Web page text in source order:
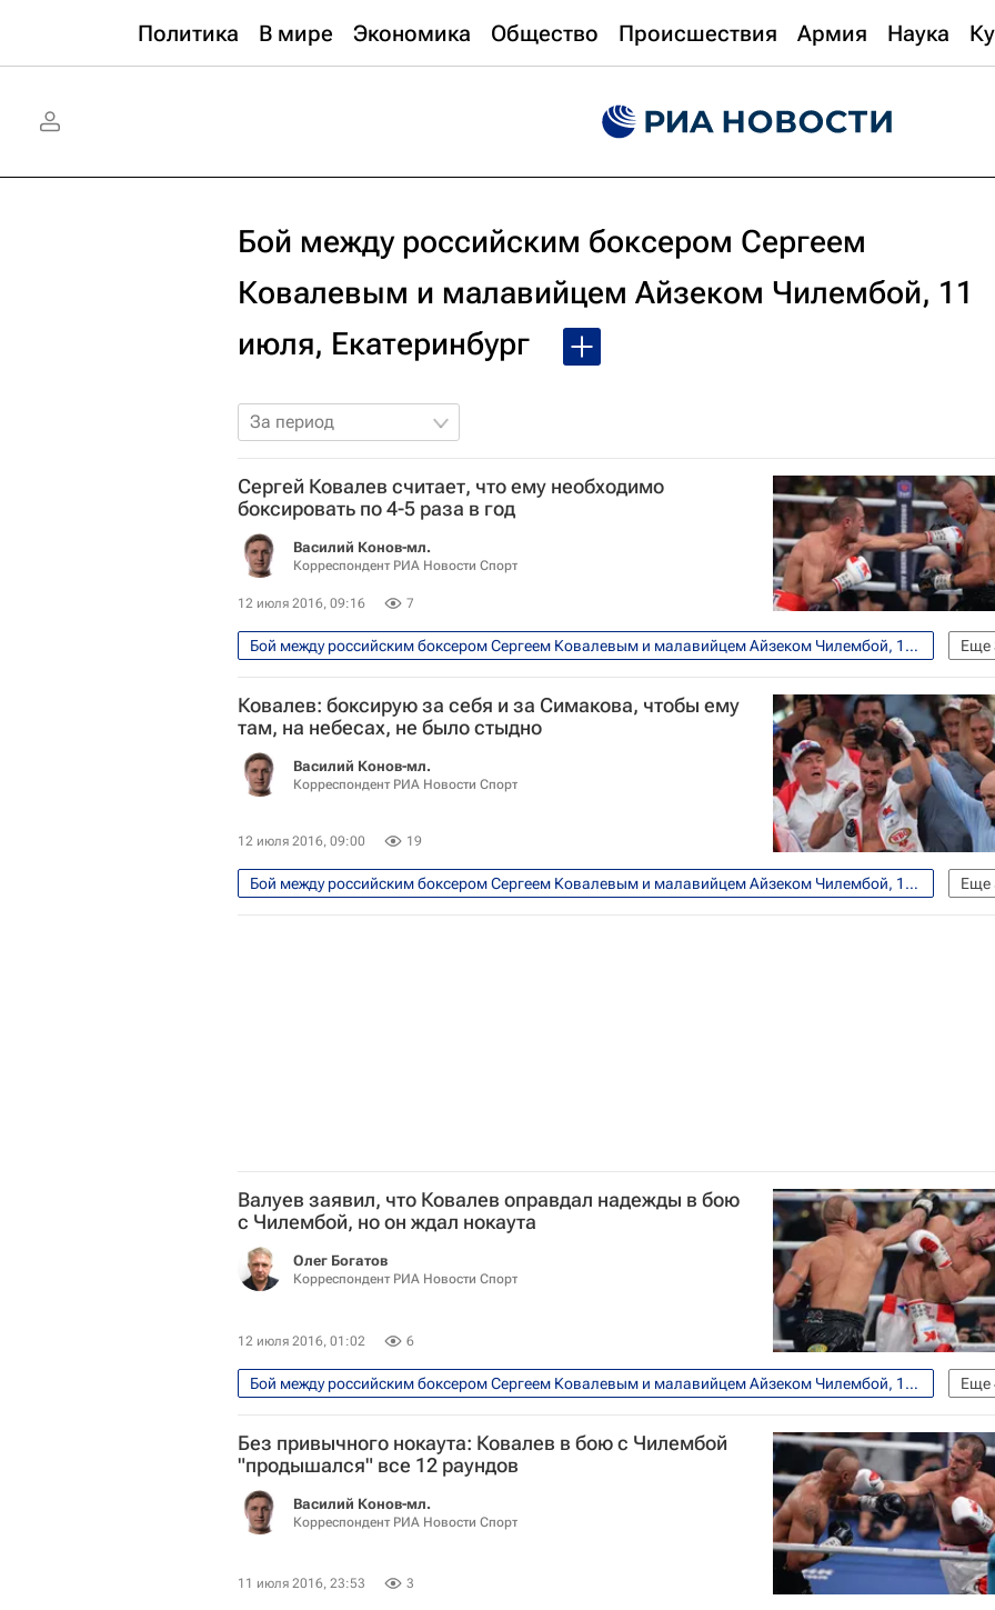
Политика В мире Экономика Общество Происшествия Армия Наука
Бой между российским боксером Сергеем
Ковалевым и малавийцем Айзеком Чилембой, 11
июля, Екатеринбург
За период
Сергей Ковалев считает, что ему необходимо
боксировать по 4-5 раза в год
Василий Конов-мл.
Корреспондент РИА Новости Спорт
12 июля 2016, 09:16 7
Еще
Бой между российским боксером Сергеем Ковалевым и малавийцем Айзеком Чилембой, 11 июля, Екатеринбург
Единоборства
Спорт Сергей Ковалев
Ковалев: боксирую за себя и за Симакова, чтобы ему
там, на небесах, не было стыдно
Василий Конов-мл.
Корреспондент РИА Новости Спорт
12 июля 2016, 09:00 19
Еще
Бой между российским боксером Сергеем Ковалевым и малавийцем Айзеком Чилембой, 11 июля, Екатеринбург
Интервью - Авторы
Аналитика Единоборства
Спорт
Валуев заявил, что Ковалев оправдал надежды в бою
с Чилембой, но он ждал нокаута
Олег Богатов
Корреспондент РИА Новости Спорт
12 июля 2016, 01:02 6
Еще
Бой между российским боксером Сергеем Ковалевым и малавийцем Айзеком Чилембой, 11 июля, Екатеринбург
Единоборства
Спорт Николай Валуев Сергей Ковалев
Без привычного нокаута: Ковалев в бою с Чилембой
"продышался" все 12 раундов
Василий Конов-мл.
Корреспондент РИА Новости Спорт
11 июля 2016, 23:53 3